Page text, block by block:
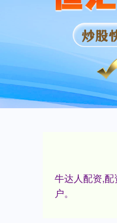
牛达人配资,
户。